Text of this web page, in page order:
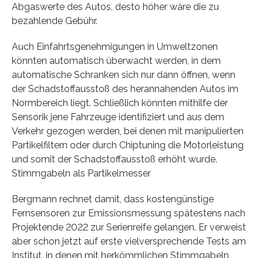
Abgaswerte des Autos, desto höher wäre die zu
bezahlende Gebühr.
Auch Einfahrtsgenehmigungen in Umweltzonen
könnten automatisch überwacht werden, in dem
automatische Schranken sich nur dann öffnen, wenn
der Schadstoffausstoß des herannahenden Autos im
Normbereich liegt. Schließlich könnten mithilfe der
Sensorik jene Fahrzeuge identifiziert und aus dem
Verkehr gezogen werden, bei denen mit manipulierten
Partikelfiltern oder durch Chiptuning die Motorleistung
und somit der Schadstoffausstoß erhöht wurde.
Stimmgabeln als Partikelmesser
Bergmann rechnet damit, dass kostengünstige
Fernsensoren zur Emissionsmessung spätestens nach
Projektende 2022 zur Serienreife gelangen. Er verweist
aber schon jetzt auf erste vielversprechende Tests am
Institut, in denen mit herkömmlichen Stimmgabeln